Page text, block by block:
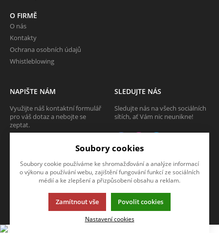
O FIRMĚ
O nás
Kontakty
Ochrana osobních údajů
Whistleblowing
NAPIŠTE NÁM
Využijte náš kontaktní formulář
pro váš dotaz a nebojte se
zeptat.
SLEDUJTE NÁS
Sledujte nás na všech sociálních
sítích, ať Vám nic neunikne!
© 2013-2026 Internetový obchod TECAM PCV a.s.
K2 e-shop - První e-shop, který uřídí celou vaši firmu.
Soubory cookies
Soubory cookie používáme ke shromažďování a analýze informací
o výkonu a používání webu, zajištění fungování funkcí ze sociálních
médií a ke zlepšení a přizpůsobení obsahu a reklam.
Zamítnout vše Povolit cookies
Nastavení cookies